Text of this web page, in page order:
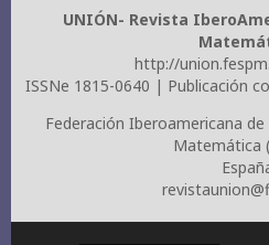
UNIÓN- Revista
http://
ISSNe 1815-0640 | Publicación
Federación Iberoamericana
Matemática